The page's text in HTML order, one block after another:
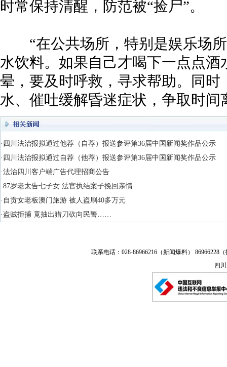
时常保持清醒，防范被“捡尸”。
“在公共场所，特别是娱乐场所
水饮料。如果自己才喝下一点点
晕，要及时呼救，寻求帮助。同
水、催吐缓解昏迷症状，争取时间
·四川法治报拟通过他荐（自荐）报送参评第36届中国新闻奖作品公示
·四川法治报拟通过自荐（他荐）报送参评第36届中国新闻奖作品公示
·法治四川客户端广告代理招商公告
·87岁老太告七子女 法官执结案子挽回亲情
·自贡女老板澳门旅游 被人盗刷40多万元
·盗贼拒捕 竟抽出猎刀砍向民警……
联系电话：028-86966216（新闻爆料） 86966228
四